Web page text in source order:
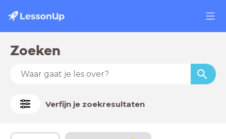
Zoeken
Verfijn je zoekresultaten